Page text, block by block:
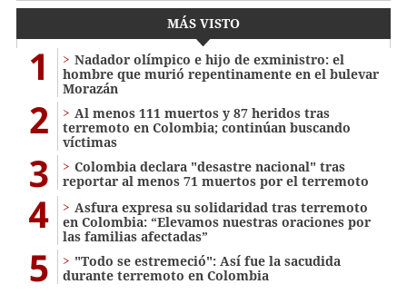
MÁS VISTO
1
Nadador olímpico e hijo de exministro: el
hombre que murió repentinamente en el bulevar
Morazán
2
Al menos 111 muertos y 87 heridos tras
terremoto en Colombia; continúan buscando
víctimas
3
Colombia declara "desastre nacional" tras
reportar al menos 71 muertos por el terremoto
4
Asfura expresa su solidaridad tras terremoto
en Colombia: “Elevamos nuestras oraciones por
las familias afectadas”
5
"Todo se estremeció": Así fue la sacudida
durante terremoto en Colombia